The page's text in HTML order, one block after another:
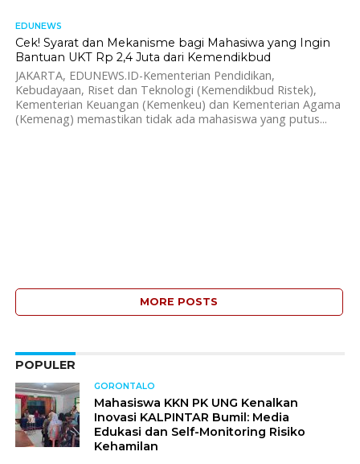
EDUNEWS
Cek! Syarat dan Mekanisme bagi Mahasiwa yang Ingin
Bantuan UKT Rp 2,4 Juta dari Kemendikbud
JAKARTA, EDUNEWS.ID-Kementerian Pendidikan,
Kebudayaan, Riset dan Teknologi (Kemendikbud Ristek),
Kementerian Keuangan (Kemenkeu) dan Kementerian Agama
(Kemenag) memastikan tidak ada mahasiswa yang putus...
MORE POSTS
POPULER
GORONTALO
Mahasiswa KKN PK UNG Kenalkan
Inovasi KALPINTAR Bumil: Media
Edukasi dan Self-Monitoring Risiko
Kehamilan